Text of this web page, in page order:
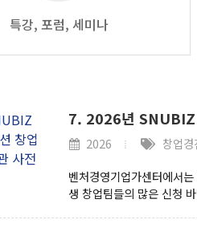
특강, 포럼, 세미나
7. 2026년 SNUBIZ
2026
창업경
벤처경영기업가센터에서
생 창업팀들의 많은 신청